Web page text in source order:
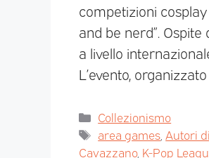
competizioni cosplay
and be nerd”.
a livello
L’evento, organizzato
Collezionismo
area games Autori
Cavazzano, K-Pop